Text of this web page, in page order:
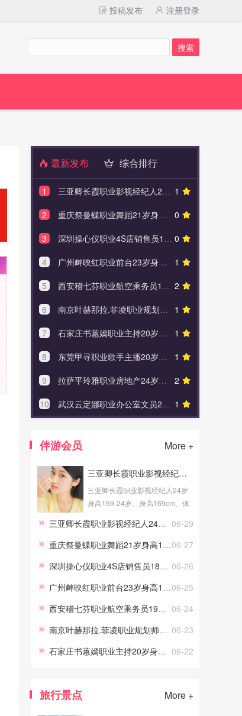
投稿发布 注册登录
最新发布 综合排行
1
1
三亚卿长霞职业影视经纪人24岁身高169
0
2
重庆祭曼蝶职业舞蹈21岁身高170
0
3
深圳操心仪职业4S店销售员18岁身高158.5
1
4
广州衅映红职业前台23岁身高165.5
2
5
西安稽七芬职业航空乘务员19岁身高161
1
6
南京叶赫那拉.菲凌职业规划师22岁身高172
1
7
石家庄书蕙嫣职业主持20岁身高163.5
1
8
东莞甲寻职业歌手主播20岁身高172
2
9
拉萨平玲雅职业房地产24岁身高159
1
10 武汉云定娜职业办公室文员24岁身高163.5
伴游会员 More +
三亚卿长霞职业影视经纪人24岁身高169
三亚卿长霞职业影视经纪人24岁
身高169-24岁、身高169cm、体
经纪人、健身教练，提供三亚伴
游交友，我的职场路上做过礼
贵的工作经历，让伴游服务更顺
06-29
三亚卿长霞职业影视经纪人24岁身高169
06-27
重庆祭曼蝶职业舞蹈21岁身高170
06-26
深圳操心仪职业4S店销售员18岁身高158.5
06-25
广州衅映红职业前台23岁身高165.5
06-24
西安稽七芬职业航空乘务员19岁身高161
06-23
南京叶赫那拉.菲凌职业规划师22岁身高172
06-22
石家庄书蕙嫣职业主持20岁身高163.5
旅行景点 More +